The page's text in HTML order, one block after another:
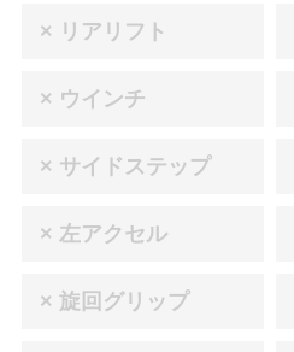
× リアリフト
× ウインチ
× サイドステップ
× 左アクセル
× 旋回グリップ